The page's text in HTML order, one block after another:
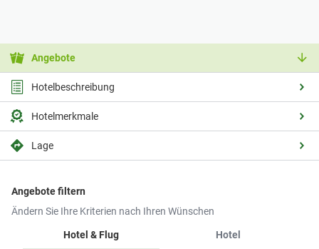
Angebote
Hotelbeschreibung
Hotelmerkmale
Lage
Angebote filtern
Ändern Sie Ihre Kriterien nach Ihren Wünschen
Hotel & Flug
Hotel